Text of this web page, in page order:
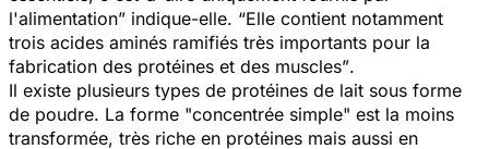
l'alimentation” indique-elle. “Elle contient notamment
trois acides aminés ramifiés très importants pour la
fabrication des protéines et des muscles”.
Il existe plusieurs types de protéines de lait sous forme
de poudre. La forme "concentrée simple" est la moins
transformée, très riche en protéines mais aussi en